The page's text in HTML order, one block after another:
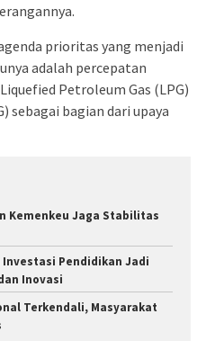
prioritas yang menjadi
adalah percepatan
Petroleum Gas (LPG)
sebagai bagian dari upaya
Kemenkeu Jaga Stabilitas
Pendidikan Jadi
Inovasi
Terkendali, Masyarakat